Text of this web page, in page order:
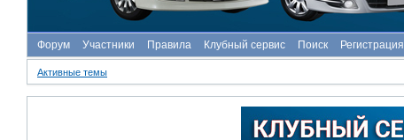
Форум Участники Правила Клубный сервис Поиск Регистрация
Активные темы